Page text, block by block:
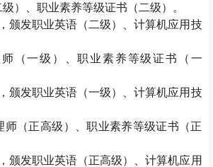
级）、职业素养等级证书（二级）。
颁发职业英语（二级）、计算机应用技
师（一级）、职业素养等级证书（一
颁发职业英语（一级）、计算机应用技
师（正高级）、职业素养等级证书（正
颁发职业英语（正高级）、计算机应用